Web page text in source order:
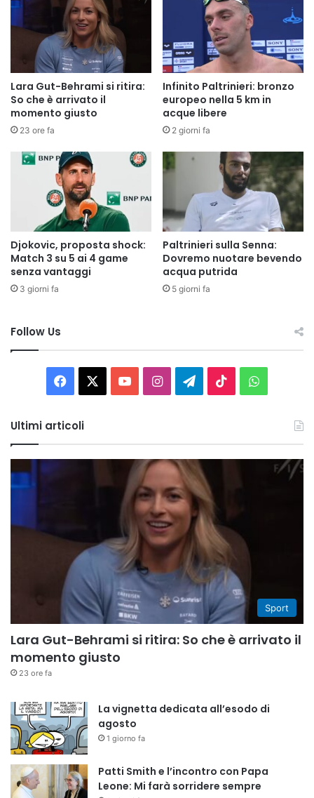
Lara Gut-Behrami si ritira:
So che è arrivato il
momento giusto
23 ore fa
Infinito Paltrinieri: bronzo
europeo nella 5 km in
acque libere
2 giorni fa
Djokovic, proposta shock:
Match 3 su 5 ai 4 game
senza vantaggi
3 giorni fa
Paltrinieri sulla Senna:
Dovremo nuotare bevendo
acqua putrida
5 giorni fa
Follow Us
Facebook You InstagramTelegram
TikTok
Ultimi articoli
Sport
Lara Gut-Behrami si ritira: So che è arrivato il
momento giusto
23 ore fa
La vignetta dedicata all’esodo di
agosto
1 giorno fa
Patti Smith e l’incontro con Papa
Leone: Mi farà sorridere sempre